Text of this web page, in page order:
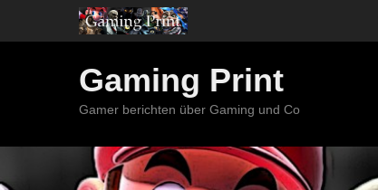
Gaming Print
Gamer berichten über Gaming und Co